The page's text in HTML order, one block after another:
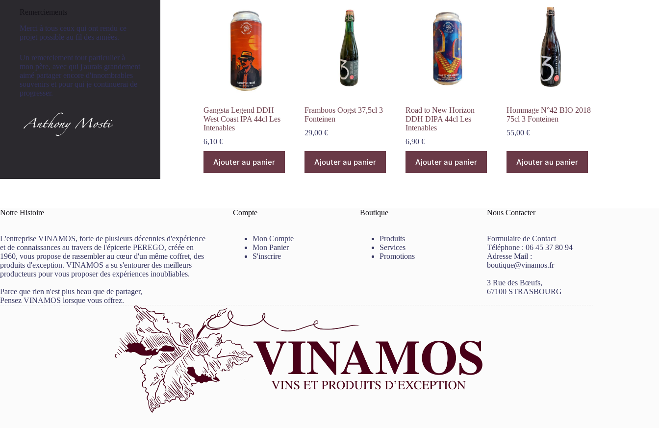
Gangsta Legend DDH
West Coast IPA 44cl Les
Intenables
6,10 €
Ajouter au panier
Framboos Oogst 37,5cl 3
Fonteinen
29,00€
Ajouter au panier
Road to New Horizon
DDH DIPA 44cl Les
Intenables
6,90€
Ajouter au panier
Hommage N°42 BIO 2018
75cl 3 Fonteinen
55,00€
Ajouter au panier
Remerciements
Merci à tous ceux qui ont rendu ce
projet possible au fil des années.
Un remerciement tout particulier à
mon père, avec qui j'aurais grandement
aimé partager encore d'innombrables
souvenirs et pour qui je continuerai de
progresser.
Notre Histoire
L'entreprise VINAMOS, forte de plusieurs décennies d'expérience
et de connaissances au travers de l'épicerie PEREGO, créée en
1960, vous propose de rassembler au cœur d'un même coffret, des
produits d'exception. VINAMOS a su s'entourer des meilleurs
producteurs pour vous proposer des expériences inoubliables.
Parce que rien n'est plus beau que de partager,
Pensez VINAMOS lorsque vous offrez.
Compte
Mon Compte
Mon Panier
S'inscrire
Boutique
Produits
Services
Promotions
Nous Contacter
Formulaire de Contact
Téléphone :06 45 37 80 94
Adresse Mail :
boutique@vinamos.fr
3 Rue des Bœufs,
67100 STRASBOURG